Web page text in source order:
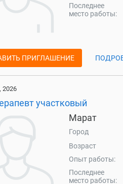
Последнее
место работы:
ПРИГЛАШЕНИЕ
2026
участковый
Марат
Город
Возраст
Опыт работы:
Последнее
место работы: